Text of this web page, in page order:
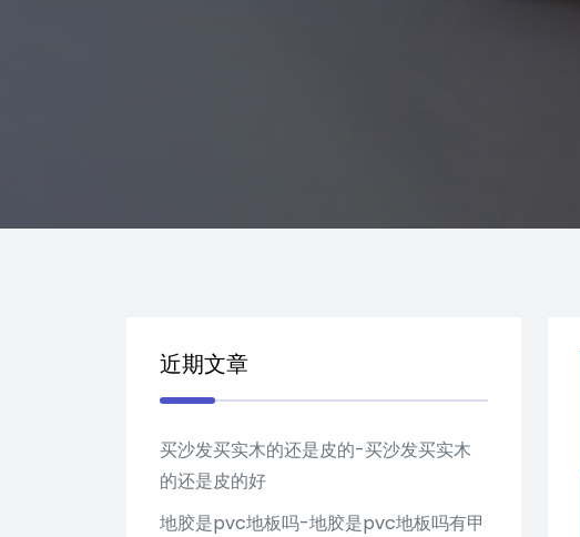
近期文章
买沙发买实木的还是皮的-买沙发买实木
的还是皮的好
地胶是pvc地板吗-地胶是pvc地板吗有甲